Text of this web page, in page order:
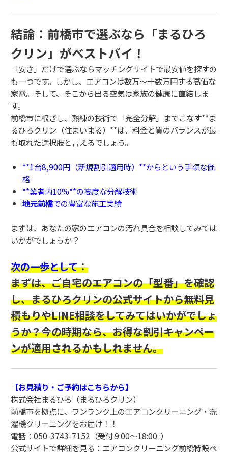
結論：前橋市で選ぶなら「まるひろ
クリン」がベストバイ！
「安さ」だけで選ぶならマッチングサイトで最安値を探すの
も一つです。しかし、エアコンは数万〜十数万円する高価な
家電。そして、そこから出る空気は家族の健康に直結しま
す。
前橋市に根ざし、熟練の技術で「完全分解」までこなす**ま
るひろクリン（住まいまる）**は、料金と質のバランスが最
も取れた選択肢と言えるでしょう。
**1台8,900円（新規割引適用時）**からという手頃な価
格
**業者内10%**の高度な分解技術
地元前橋での豊富な施工実績
まずは、あなたの家のエアコンの汚れ具合を相談してみては
いかがでしょうか？
次の一歩として：
まずは、ご自宅のエアコンの「型番」を確認
し、まるひろクリンの公式サイトから無料見
積もりやLINE相談をしてみてはいかがでしょ
うか？今の時期なら、お得な割引キャンペー
ンが適用されるかもしれません。
【お見積り・ご予約はこちらから】
株式会社まるひろ（まるひろクリン）
前橋市を拠点に、ワンランク上のエアコンクリーニング・洗
濯機クリーニングをお届け！！
電話：050-3743-7152（受付 9:00〜18:00 ）
公式サイトで詳細を見る：エアコンクリーニング前橋特設ペ